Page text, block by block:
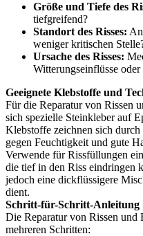
Größe und Tiefe des
tiefgreifend?
Standort des Risses:
weniger kritischen
Ursache des Risses:
Witterungseinflüsse
Geeignete Klebstoffe und
Für die Reparatur von Rissen
sich spezielle Steinkleber auf
Klebstoffe zeichnen sich
gegen Feuchtigkeit und gute
Verwende für Rissfüllungen
die tief in den Riss eindringen
jedoch eine dickflüssigere
dient.
Schritt-für-Schritt-Anleitung
Die Reparatur von Rissen und
mehreren Schritten: